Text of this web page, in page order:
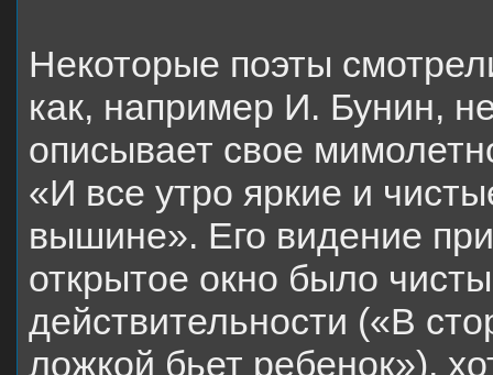
Некоторые поэты
как, например И. Бунин,
описывает свое
«И все утро яркие и
вышине». Его видение
открытое окно было
действительности («В
ложкой бьет ребенок»),